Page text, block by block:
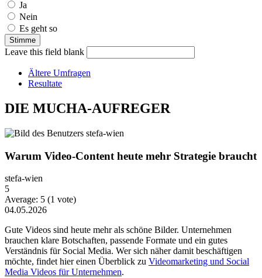
Ja
Nein
Es geht so
Leave this field blank
Ältere Umfragen
Resultate
DIE MUCHA-AUFREGER
Warum Video-Content heute mehr Strategie braucht
stefa-wien
5
Average: 5 (1 vote)
04.05.2026
Gute Videos sind heute mehr als schöne Bilder. Unternehmen
brauchen klare Botschaften, passende Formate und ein gutes
Verständnis für Social Media. Wer sich näher damit beschäftigen
möchte, findet hier einen Überblick zu Videomarketing und Social
Media Videos für Unternehmen.